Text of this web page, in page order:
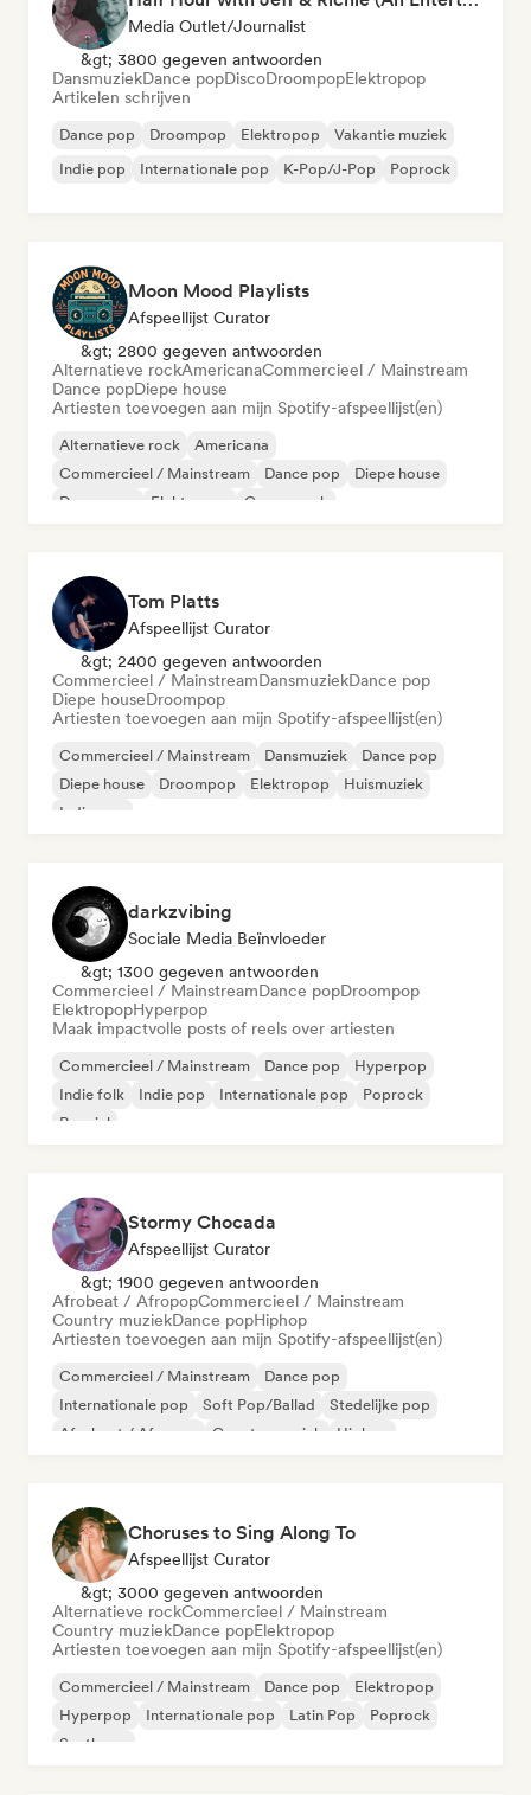
Media Outlet/Journalist
&gt; 3800 gegeven antwoorden
DansmuziekDance popDiscoDroompopElektropop
Artikelen schrijven
Dance pop Droompop Elektropop
Vakantie muziek
Indie pop
Internationale pop K-Pop/J-Pop Poprock
Moon Mood Playlists
Afspeellijst Curator
&gt; 2800 gegeven antwoorden
Alternatieve rockAmericanaCommercieel / Mainstream
Dance popDiepe house
Artiesten toevoegen aan mijn Spotify-afspeellijst(en)
Alternatieve rock
Americana
Commercieel / Mainstream
Dance pop
Diepe house
Droompop
Elektropop Garagerock
Tom Platts
Afspeellijst Curator
&gt; 2400 gegeven antwoorden
Commercieel / MainstreamDansmuziekDance pop
Diepe houseDroompop
Artiesten toevoegen aan mijn Spotify-afspeellijst(en)
Commercieel / Mainstream Dansmuziek
Dance pop
Diepe house
Droompop Elektropop
Huismuziek
Indie pop
darkzvibing
Sociale Media Beïnvloeder
&gt; 1300 gegeven antwoorden
Commercieel / MainstreamDance popDroompop
ElektropopHyperpop
Maak impactvolle posts of reels over artiesten
Commercieel / Mainstream Dance pop
Hyperpop
Indie folk
Indie pop Internationale pop
Poprock
Popziel
Stormy Chocada
Afspeellijst Curator
&gt; 1900 gegeven antwoorden
Afrobeat / AfropopCommercieel / Mainstream
Country muziekDance popHiphop
Artiesten toevoegen aan mijn Spotify-afspeellijst(en)
Commercieel / Mainstream
Dance pop
Internationale pop
Soft Pop/Ballad
Stedelijke pop
Afrobeat / Afropop
Country muziek Hiphop
Choruses to Sing Along To
Afspeellijst Curator
&gt; 3000 gegeven antwoorden
Alternatieve rockCommercieel / Mainstream
Country muziekDance popElektropop
Artiesten toevoegen aan mijn Spotify-afspeellijst(en)
Commercieel / Mainstream Dance pop
Elektropop
Hyperpop
Internationale pop Latin Pop
Poprock
Synthpop